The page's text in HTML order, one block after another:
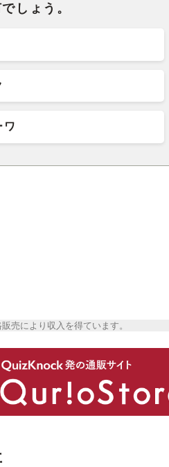
しょう。
ワ
売により収入を得ています。